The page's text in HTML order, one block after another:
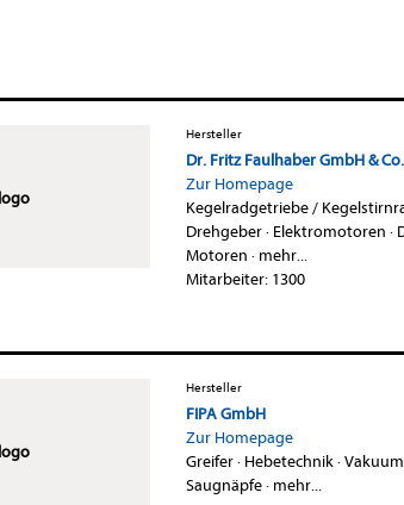
Hersteller
Dr. Fritz Faulhaber GmbH &
Zur Homepage
Kegelradgetriebe /
Drehgeber· Elektromotoren ·
Motoren · mehr...
Mitarbeiter: 1300
Hersteller
FIPA GmbH
Zur Homepage
Greifer· Hebetechnik·
Saugnäpfe· mehr...